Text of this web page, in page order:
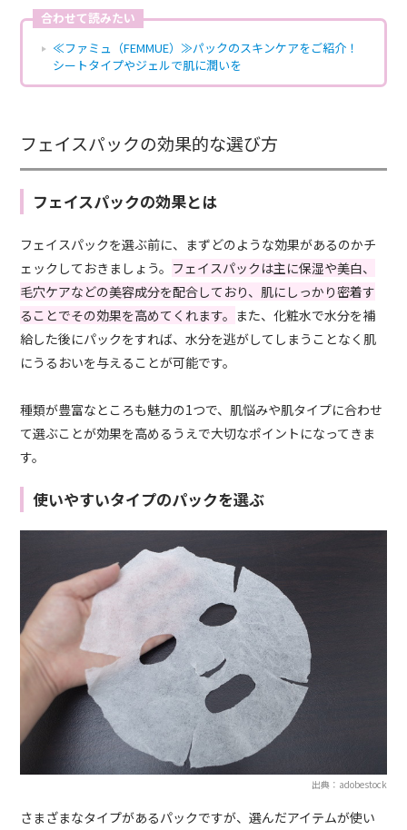
合わせて読みたい
≪ファミュ（FEMMUE）≫パックのスキンケアをご紹介！
シートタイプやジェルで肌に潤いを
フェイスパックの効果的な選び方
フェイスパックの効果とは
フェイスパックを選ぶ前に、まずどのような効果があるのかチ
ェックしておきましょう。 フェイスパックは主に保湿や美白、
毛穴ケアなどの美容成分を配合しており、肌にしっかり密着す
ることでその効果を高めてくれます。 また、化粧水で水分を補
給した後にパックをすれば、水分を逃がしてしまうことなく肌
にうるおいを与えることが可能です。
種類が豊富なところも魅力の1つで、肌悩みや肌タイプに合わせ
て選ぶことが効果を高めるうえで大切なポイントになってきま
す。
使いやすいタイプのパックを選ぶ
出典：adobestock
さまざまなタイプがあるパックですが、選んだアイテムが使い